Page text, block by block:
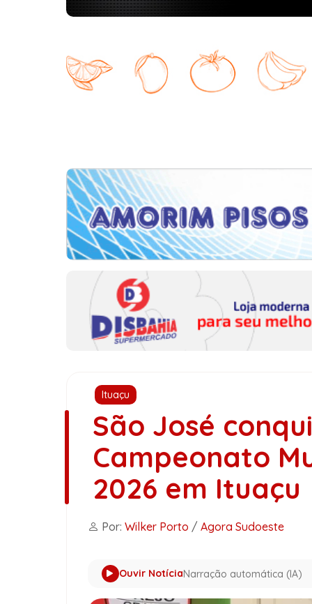
Ituaçu
São José
Campeonato
2026 em Ituaçu
Por: Wilker Porto / Agora Sudoeste
Ouvir NotíciaNarração automática (IA)